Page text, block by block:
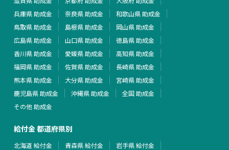
兵庫県 助成金
奈良県 助成金
和歌山県 助成金
鳥取県 助成金
島根県 助成金
岡山県 助成金
広島県 助成金
山口県 助成金
徳島県 助成金
香川県 助成金
愛媛県 助成金
高知県 助成金
福岡県 助成金
佐賀県 助成金
長崎県 助成金
熊本県 助成金
大分県 助成金
宮崎県 助成金
鹿児島県 助成金
沖縄県 助成金
全国 助成金
その他 助成金
給付金 都道府県別
北海道 給付金 青森県 給付金
岩手県 給付金